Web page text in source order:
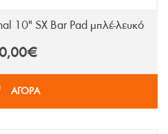
10" SX Bar Pad μπλέ-λευκό
ΑΓΟΡΑ